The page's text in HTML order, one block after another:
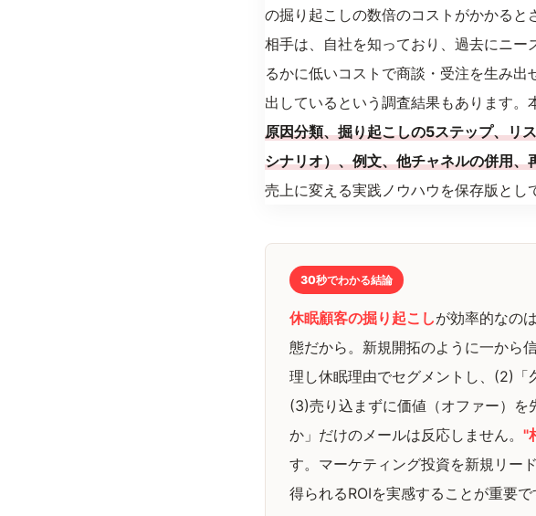
の掘り起こしの数倍のコストがかかると
相手は、自社を知っており、過去にニ
るかに低いコストで商談・受注を生み
出しているという調査結果もあります。
原因分類、掘り起こしの5ステップ、リ
シナリオ）、例文、他チャネルの併用
売上に変える実践ノウハウを保存版とし
30秒でわかる結論
休眠顧客の掘り起こしが効率的なの
態だから。新規開拓のように一から
理し休眠理由でセグメントし、(2)「
(3)売り込まずに価値（オファー）
か」だけのメールは反応しません。 "
す。マーケティング投資を新規リー
得られるROIを実感することが重要で